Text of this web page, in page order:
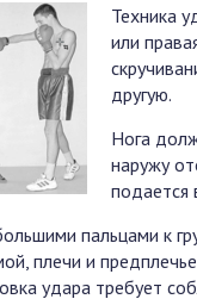
Техника
или
другую.
Нога
наружу
подается
пальцами к
плечи и
удара требует